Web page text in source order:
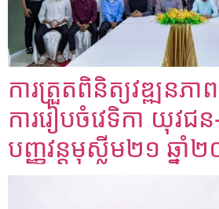
ការត្រួតពិនិត្យវឌ្ឍនភា
ការរៀបចំវេទិកា យុវជ
បញ្ញវន្តមុស្លីម២១ ឆ្នាំ